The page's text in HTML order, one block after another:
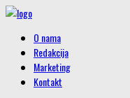
O nama
Redakcija
Marketing
Kontakt